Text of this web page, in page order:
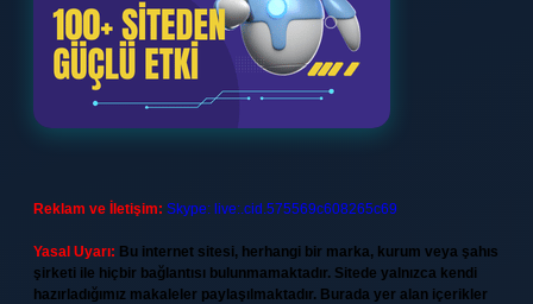
Reklam ve İletişim: Skype: live:.cid.575569c608265c69
Yasal Uyarı: Bu internet sitesi, herhangi bir marka, kurum veya şahıs
şirketi ile hiçbir bağlantısı bulunmamaktadır. Sitede yalnızca kendi
hazırladığımız makaleler paylaşılmaktadır. Burada yer alan içerikler